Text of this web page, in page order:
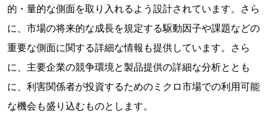
的・量的な側面を取り入れるよう設計されています。さら
に、市場の将来的な成長を規定する駆動因子や課題などの
重要な側面に関する詳細な情報も提供しています。さら
に、主要企業の競争環境と製品提供の詳細な分析ととも
に、利害関係者が投資するためのミクロ市場での利用可能
な機会も盛り込むものとします。